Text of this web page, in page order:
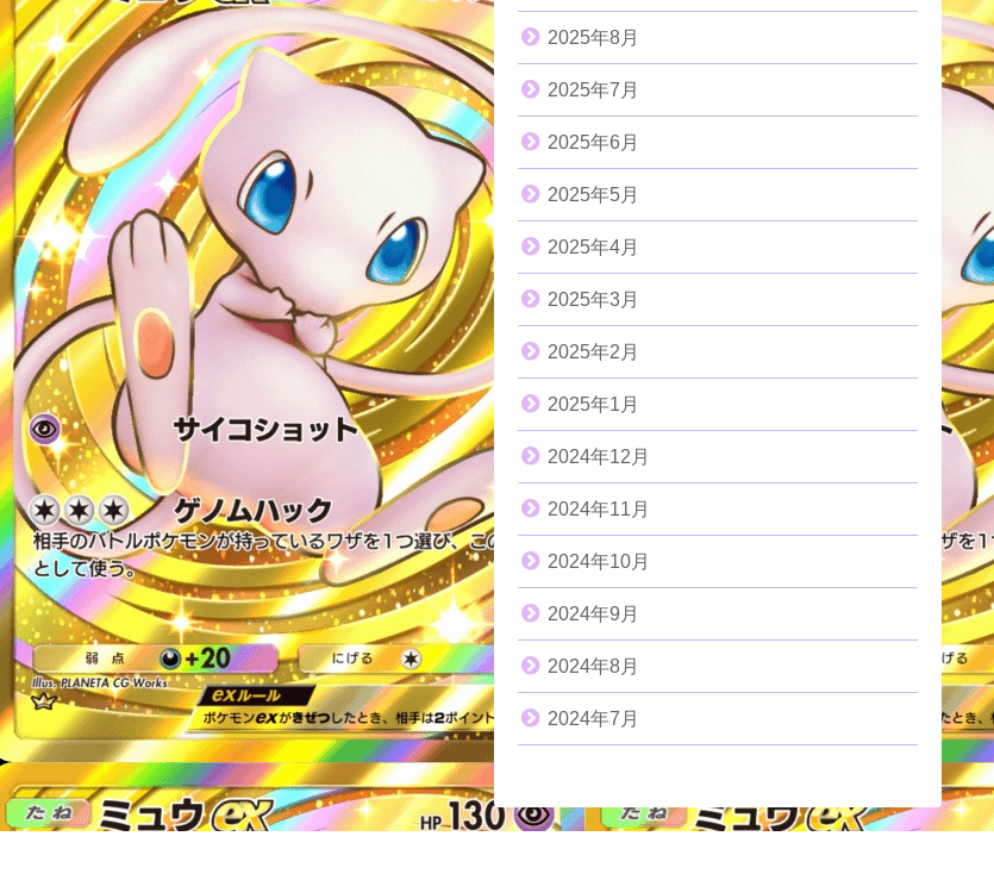
2025年8月
2025年7月
2025年6月
2025年5月
2025年4月
2025年3月
2025年2月
2025年1月
2024年12月
2024年11月
2024年10月
2024年9月
2024年8月
2024年7月